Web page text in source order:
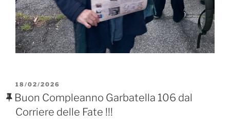
PUBBLICATO
IL
18/02/2026
Buon Compleanno Garbatella 106 dal
Corriere delle Fate !!!